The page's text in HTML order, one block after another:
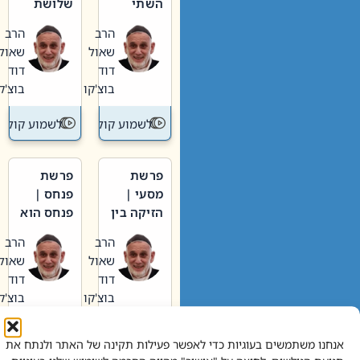
אנחנו משתמשים בעוגיות כדי לאפשר פעילות תקינה של האתר ולנתח את
וערב של
חיינו
הרב
שאול
דוד
בוצ'קו
לשמוע קול תורה – מדרש
האבות
הרב
שאול
דוד
בוצ'קו
לשמוע קול
פרשת
מסעי |
הזיקה בין
הגדול לעם הרב
שאול
דוד
בוצ'קו
לשמוע קול תורה – מדרש
פרשת
פנחס |
פנחס הוא
אליהו: בין
קנאות
הורסת
לקנאות
בונה
הרב
שאול
דוד
בוצ'קו
לשמוע קול